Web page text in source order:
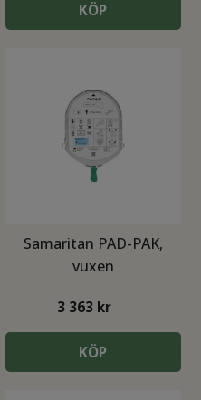
KÖP
Samaritan PAD-PAK,
vuxen
3 363 kr
KÖP